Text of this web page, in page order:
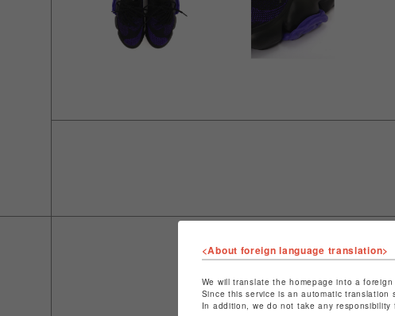
ショッ
<About foreign language translation>
We will translate the homepage into a
Since this service is an automatic
In addition, we do not take any